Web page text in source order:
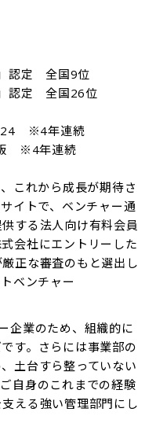
認定　全国9位
認定　全国26位
　※4年連続
　※4年連続
これから成長が期待さ
イトで、ベンチャー通
する法人向け有料会員
会社にエントリーした
正な審査のもと選出し
ベンチャー
企業のため、組織的に
す。さらには事業部の
土台すら整っていない
自身のこれまでの経験
える強い管理部門にし